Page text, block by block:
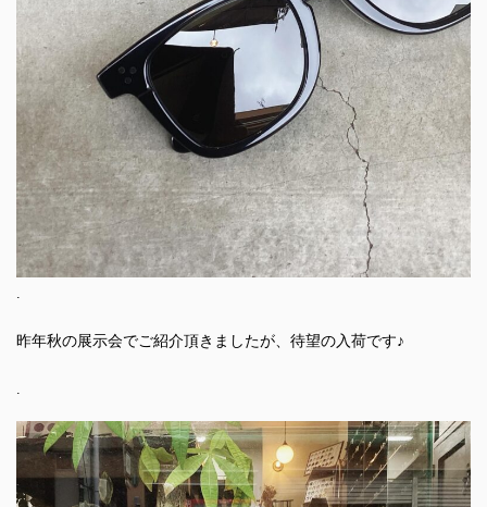
昨年秋の展示会でご紹介頂きましたが、待望の入荷です♪